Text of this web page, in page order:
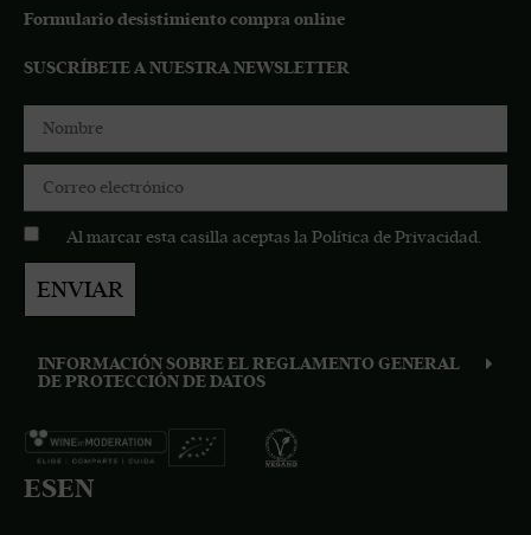
Formulario desistimiento compra online
SUSCRÍBETE A NUESTRA NEWSLETTER
Al marcar esta casilla aceptas la Política de Privacidad.
ENVIAR
INFORMACIÓN SOBRE EL REGLAMENTO GENERAL
DE PROTECCIÓN DE DATOS
ESEN